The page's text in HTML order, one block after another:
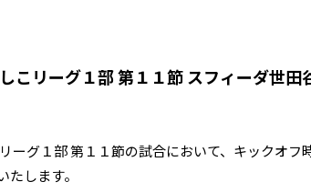
こリーグ１部 第１１節 スフィーダ世
ーグ１部 第１１節の試合において、キックオフ
たします。